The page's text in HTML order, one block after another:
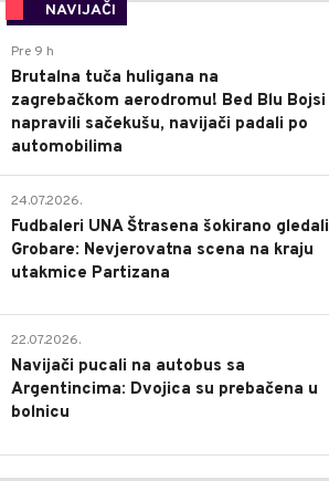
NAVIJAČI
Pre 9 h
Brutalna tuča huligana na
zagrebačkom aerodromu! Bed Blu Bojsi
napravili sačekušu, navijači padali po
automobilima
24.07.2026.
Fudbaleri UNA Štrasena šokirano gledali
Grobare: Nevjerovatna scena na kraju
utakmice Partizana
22.07.2026.
Navijači pucali na autobus sa
Argentincima: Dvojica su prebačena u
bolnicu